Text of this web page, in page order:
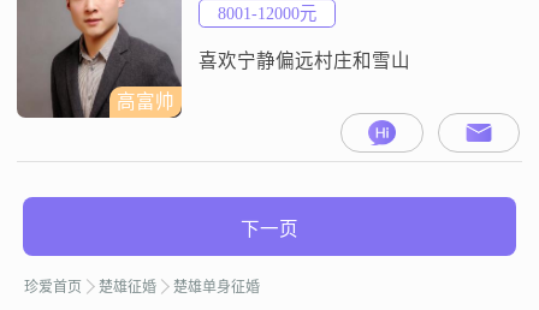
高富帅
8001-12000元
喜欢宁静偏远村庄和雪山
下一页
珍爱首页 楚雄征婚 楚雄单身征婚